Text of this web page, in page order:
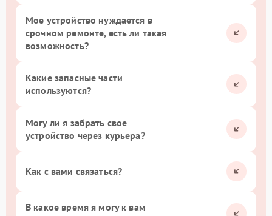
Мое устройство нуждается в
срочном ремонте, есть ли такая
возможность?
Какие запасные части
используются?
Могу ли я забрать свое
устройство через курьера?
Как с вами связаться?
В какое время я могу к вам